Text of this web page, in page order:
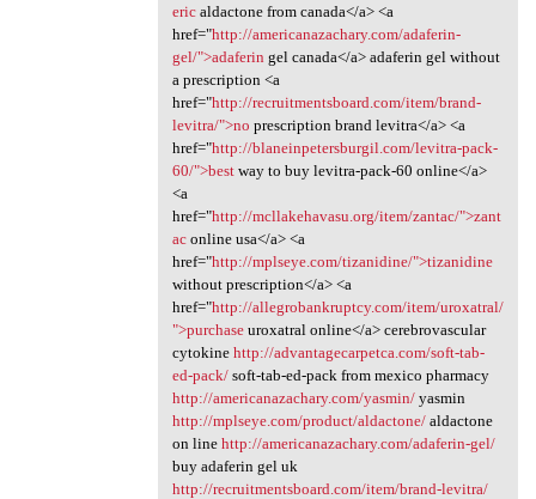
ericaldactone from canada</a> <a
href="http://americanazachary.com/adaferin-
gel/">adaferin gel canada</a> adaferin gel without
a prescription <a
href="http://recruitmentsboard.com/item/brand-
levitra/">no prescription brand levitra</a> <a
href="http://blaneinpetersburgil.com/levitra-pack-
60/">bestway to buy levitra-pack-60 online</a>
<a
href="http://mcllakehavasu.org/item/zantac/">zant
aconline usa</a> <a
href="http://mplseye.com/tizanidine/">tizanidine
without prescription</a> <a
href="http://allegrobankruptcy.com/item/uroxatral/
">purchaseuroxatral online</a> cerebrovascular
cytokine http://advantagecarpetca.com/soft-tab-
ed-pack/soft-tab-ed-pack from mexico pharmacy
http://americanazachary.com/yasmin/yasmin
http://mplseye.com/product/aldactone/aldactone
on line http://americanazachary.com/adaferin-gel/
buy adaferin gel uk
http://recruitmentsboard.com/item/brand-levitra/